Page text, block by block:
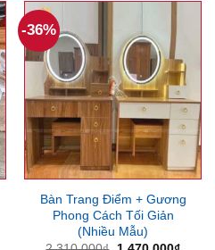
-36%
Bàn Trang Điểm + Gương
Phong Cách Tối Giản
(Nhiều Mẫu)